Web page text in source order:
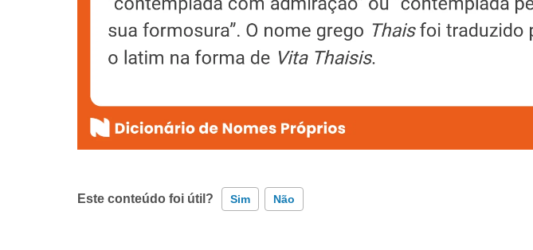
Este conteúdo foi útil? Sim Não